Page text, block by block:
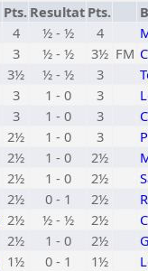
Pts. Resultat Pts.
4 ½ - ½ 4
3 ½ - ½ 3½ FM
3½ ½ - ½ 3
3 1 - 0 3
3 1 - 0 3
2½ 1 - 0 3
2½ 1 - 0 2½
2½ 1 - 0 2½
2½ 0 - 1 2½
2½ ½ - ½ 2½
2½ 1 - 0 2½
1½ 0 - 1 1½